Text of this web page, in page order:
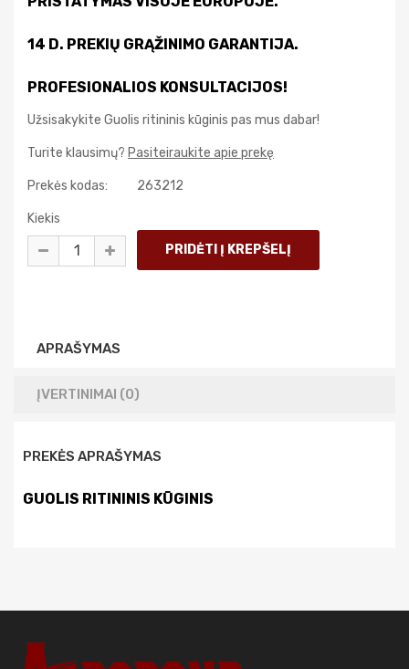
14 D. PREKIŲ GRĄŽINIMO GARANTIJA.
PROFESIONALIOS KONSULTACIJOS!
Užsisakykite Guolis ritininis kūginis pas mus dabar!
Turite klausimų? Pasiteiraukite apie prekę
Prekės kodas: 263212
Kiekis
APRAŠYMAS
ĮVERTINIMAI (0)
PREKĖS APRAŠYMAS
GUOLIS RITININIS KŪGINIS